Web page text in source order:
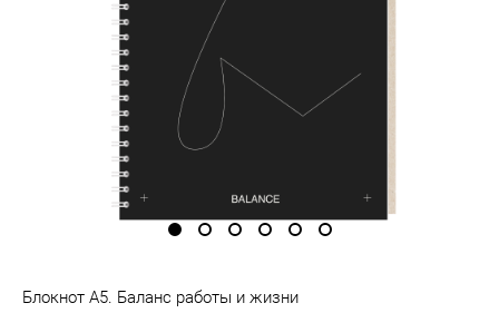
Блокнот А5. Баланс работы и жизни